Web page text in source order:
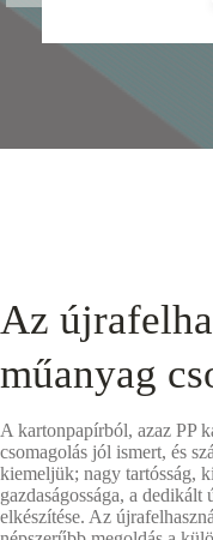
Az
műanyag
A kartonpapírból, azaz PP
csomagolás jól ismert, és
kiemeljük; nagy tartósság,
gazdaságossága, a dedikált
elkészítése. Az